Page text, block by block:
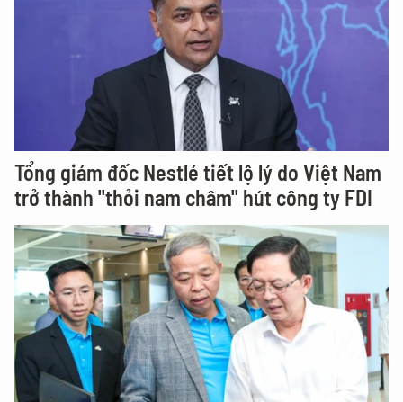
Tổng giám đốc Nestlé tiết lộ lý do Việt Nam
trở thành "thỏi nam châm" hút công ty FDI